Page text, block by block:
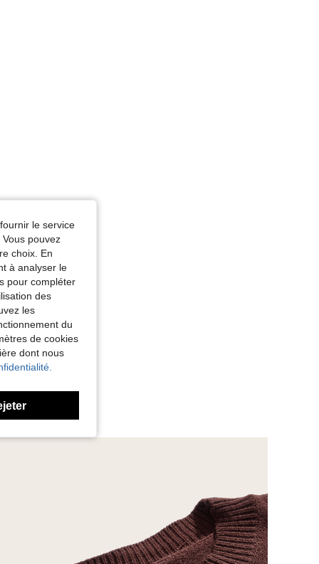
le service
pouvez
choix. En
à analyser le
pour compléter
des
les
du
de cookies
dont nous